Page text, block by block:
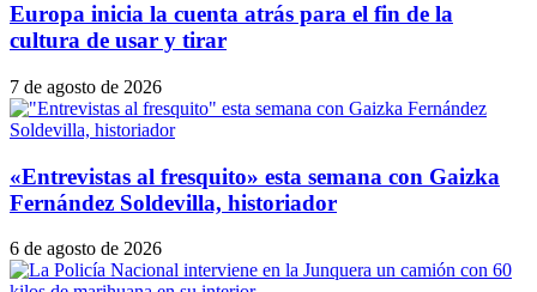
Europa inicia la cuenta atrás para el fin de la
cultura de usar y tirar
7 de agosto de 2026
«Entrevistas al fresquito» esta semana con Gaizka
Fernández Soldevilla, historiador
6 de agosto de 2026